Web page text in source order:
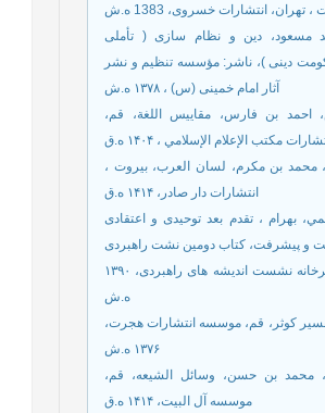
تهران، انتشارات خسروی، 1383 ه.ش
مسعود، دین و نظام سازی ( تأملی
دینی )‏، ناشر: مؤسسه تنظیم و نشر
آثار امام خمینی (س) ، ۱۳۷۸ ه.ش
احمد بن فارس، مقاییس اللغة، قم،
مکتب الإعلام الإسلامي ، ۱۴۰۴ ه.ق
محمد بن مكرم، لسان العرب، بيروت ،
انتشارات دار صادر، ۱۴۱۴ ه.ق
بهرام ، تقدم بعد توحيدى و اعتقادى
و پيشرفت، کتاب دومین نشت راهبردی
عدالت، دبيرخانه نشست اندیشه های راهبردى، ۱۳۹۰
ه.ش
كوثر، قم، موسسه انتشارات هجرت،
۱۳۷۶ ه.ش
محمد بن حسن، وسائل الشیعه، قم،
موسسه آل البیت، ۱۴۱۴ ه.ق